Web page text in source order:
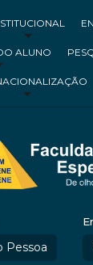
ALUNO
Pessoa